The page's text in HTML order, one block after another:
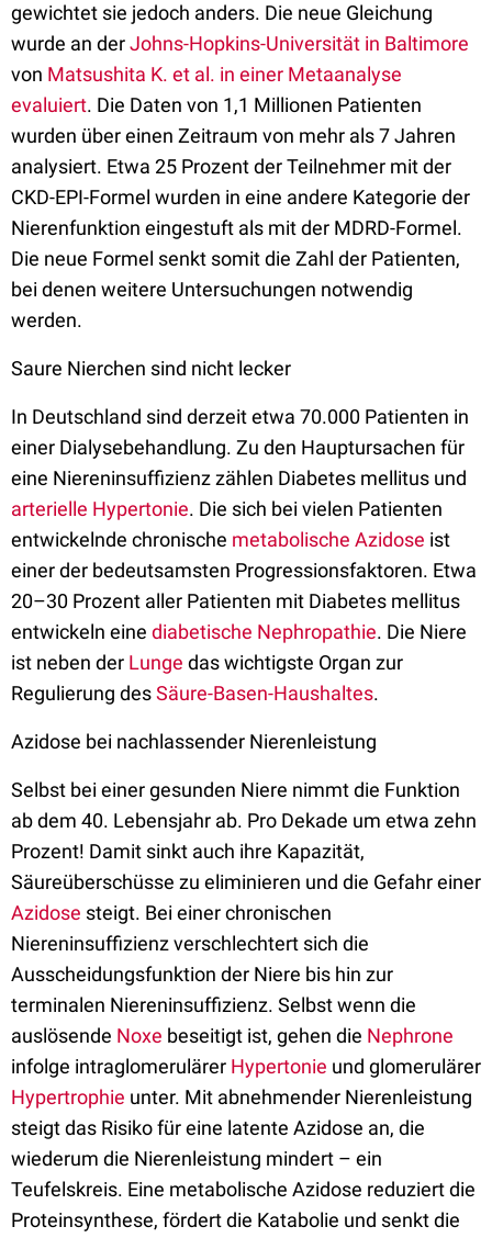
gewichtet sie jedoch anders. Die neue Gleichung
wurde an derJohns-Hopkins-Universität in Baltimore
von Matsushita K. et al. in einer Metaanalyse
evaluiert. Die Daten von 1,1 Millionen Patienten
wurden über einen Zeitraum von mehr als 7 Jahren
analysiert. Etwa 25 Prozent der Teilnehmer mit der
CKD-EPI-Formel wurden in eine andere Kategorie der
Nierenfunktion eingestuft als mit der MDRD-Formel.
Die neue Formel senkt somit die Zahl der Patienten,
bei denen weitere Untersuchungen notwendig
werden.
Saure Nierchen sind nicht lecker
In Deutschland sind derzeit etwa 70.000 Patienten in
einer Dialysebehandlung. Zu den Hauptursachen für
eine Niereninsuffizienz zählen Diabetes mellitus und
arterielle Hypertonie. Die sich bei vielen Patienten
entwickelnde chronische metabolische Azidose ist
einer der bedeutsamsten Progressionsfaktoren. Etwa
20–30 Prozent aller Patienten mit Diabetes mellitus
entwickeln eine diabetische Nephropathie. Die Niere
ist neben der Lunge das wichtigste Organ zur
Regulierung desSäure-Basen-Haushaltes.
Azidose bei nachlassender Nierenleistung
Selbst bei einer gesunden Niere nimmt die Funktion
ab dem 40. Lebensjahr ab. Pro Dekade um etwa zehn
Prozent! Damit sinkt auch ihre Kapazität,
Säureüberschüsse zu eliminieren und die Gefahr einer
Azidose steigt. Bei einer chronischen
Niereninsuffizienz verschlechtert sich die
Ausscheidungsfunktion der Niere bis hin zur
terminalen Niereninsuffizienz. Selbst wenn die
auslösende Noxe beseitigt ist, gehen die Nephrone
infolge intraglomerulärer Hypertonie und glomerulärer
Hypertrophie unter. Mit abnehmender Nierenleistung
steigt das Risiko für eine latente Azidose an, die
wiederum die Nierenleistung mindert – ein
Teufelskreis. Eine metabolische Azidose reduziert die
Proteinsynthese, fördert die Katabolie und senkt die